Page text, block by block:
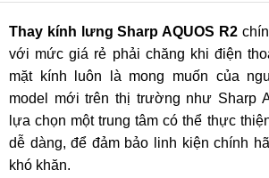
Thay kính lưng Sharp AQUOS R2
với mức giá rẻ phải chăng khi điện
mặt kính luôn là mong muốn của
model mới trên thị trường như Sharp
lựa chọn một trung tâm có thể thực
dễ dàng, để đảm bảo linh kiện chính
khó khăn.